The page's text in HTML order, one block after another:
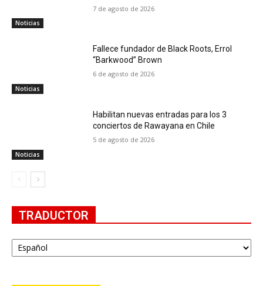
Noticias
7 de agosto de 2026
Noticias
Fallece fundador de Black Roots, Errol
“Barkwood” Brown
6 de agosto de 2026
Noticias
Habilitan nuevas entradas para los 3
conciertos de Rawayana en Chile
5 de agosto de 2026
TRADUCTOR